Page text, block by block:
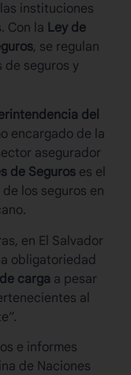
instituciones
Con la Ley de
, se regulan
seguros y
del
encargado de la
asegurador
de Seguroses el
los seguros en
en El Salvador
obligatoriedad
carga a pesar
al
e informes
de Naciones